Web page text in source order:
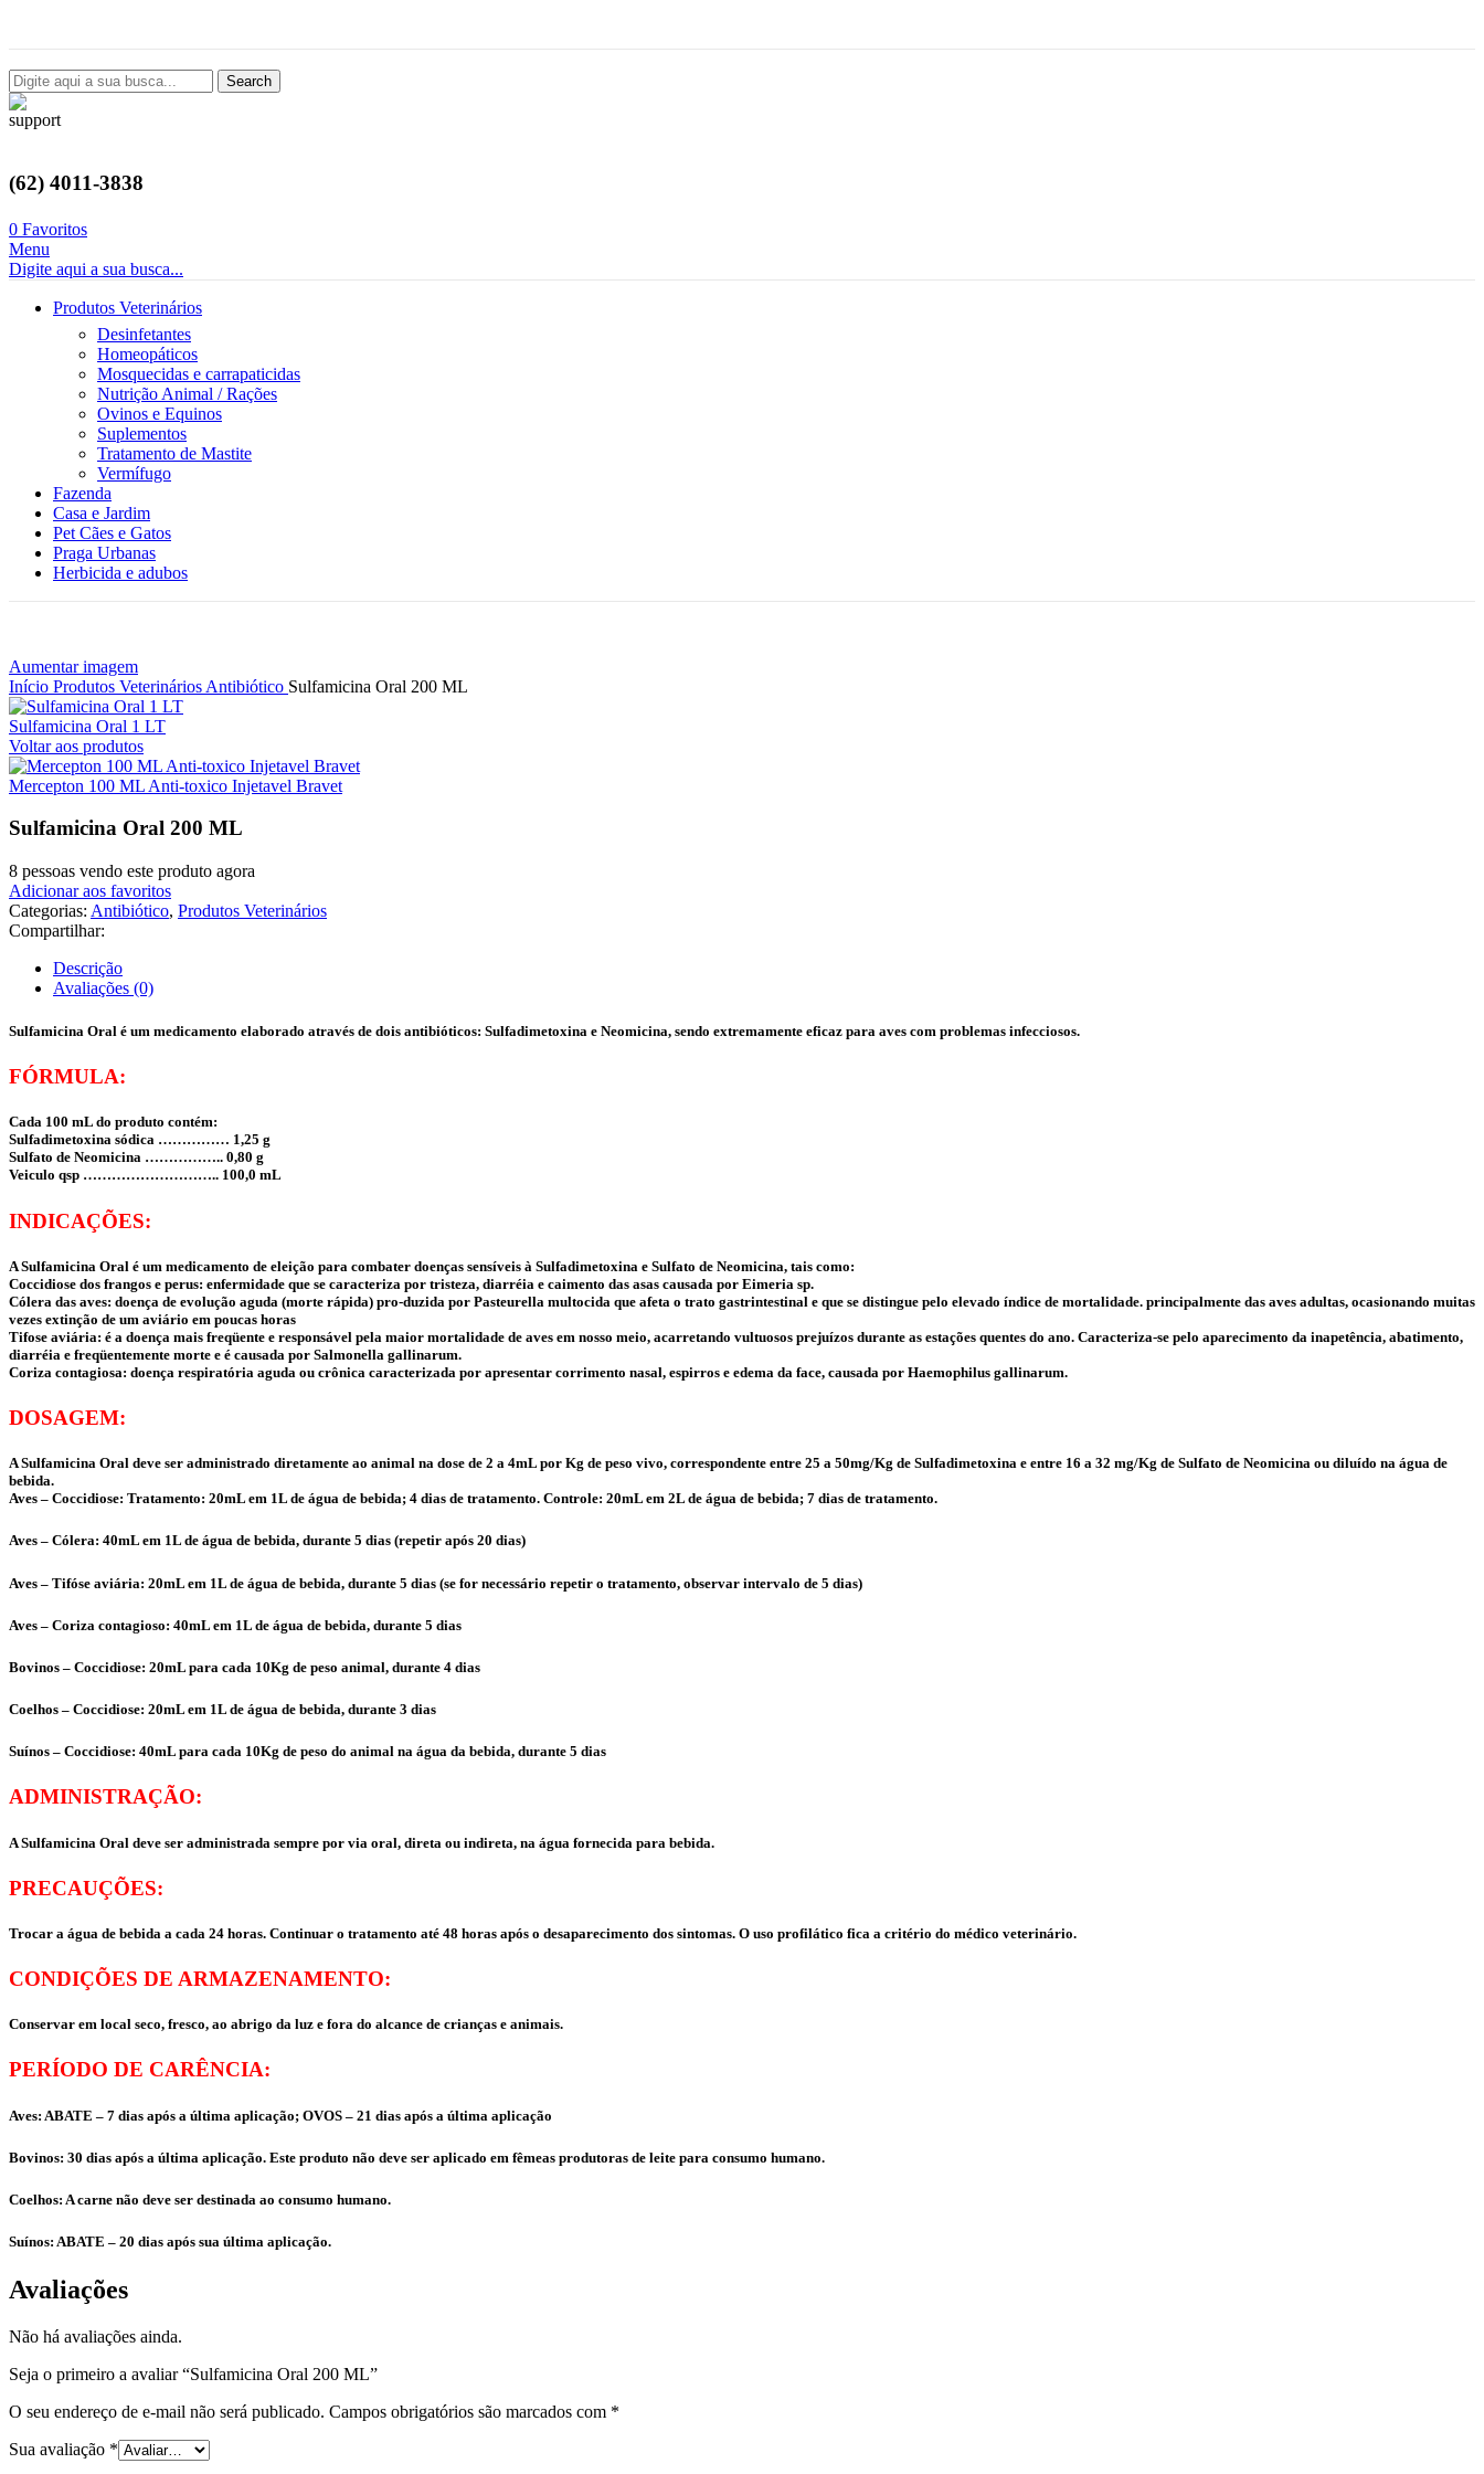
Search
(62) 4011-3838
0 Favoritos
Menu
Digite aqui a sua busca...
Produtos Veterinários
Desinfetantes
Homeopáticos
Mosquecidas e carrapaticidas
Nutrição Animal / Rações
Ovinos e Equinos
Suplementos
Tratamento de Mastite
Vermífugo
Fazenda
Casa e Jardim
Pet Cães e Gatos
Praga Urbanas
Herbicida e adubos
Aumentar imagem
Início Produtos Veterinários Antibiótico Sulfamicina Oral 200 ML
Sulfamicina Oral 1 LT
Voltar aos produtos
Mercepton 100 ML Anti-toxico Injetavel Bravet
Sulfamicina Oral 200 ML
8 pessoas vendo este produto agora
Adicionar aos favoritos
Categorias: Antibiótico, Produtos Veterinários
Compartilhar:
Descrição
Avaliações (0)
Sulfamicina Oral é um medicamento elaborado através de dois antibióticos: Sulfadimetoxina e Neomicina, sendo extremamente eficaz para aves com problemas infecciosos.
FÓRMULA:
Cada 100 mL do produto contém:
Sulfadimetoxina sódica …………… 1,25 g
Sulfato de Neomicina …………….. 0,80 g
Veiculo qsp ……………………….. 100,0 mL
INDICAÇÕES:
A Sulfamicina Oral é um medicamento de eleição para combater doenças sensíveis à Sulfadimetoxina e Sulfato de Neomicina, tais como:
Coccidiose dos frangos e perus: enfermidade que se caracteriza por tristeza, diarréia e caimento das asas causada por Eimeria sp.
Cólera das aves: doença de evolução aguda (morte rápida) pro-duzida por Pasteurella multocida que afeta o trato gastrintestinal e que se distingue pelo elevado índice de mortalidade. principalmente das aves adultas, ocasionando muitas
vezes extinção de um aviário em poucas horas
Tifose aviária: é a doença mais freqüente e responsável pela maior mortalidade de aves em nosso meio, acarretando vultuosos prejuízos durante as estações quentes do ano. Caracteriza-se pelo aparecimento da inapetência, abatimento,
diarréia e freqüentemente morte e é causada por Salmonella gallinarum.
Coriza contagiosa: doença respiratória aguda ou crônica caracterizada por apresentar corrimento nasal, espirros e edema da face, causada por Haemophilus gallinarum.
DOSAGEM:
A Sulfamicina Oral deve ser administrado diretamente ao animal na dose de 2 a 4mL por Kg de peso vivo, correspondente entre 25 a 50mg/Kg de Sulfadimetoxina e entre 16 a 32 mg/Kg de Sulfato de Neomicina ou diluído na água de
bebida.
Aves – Coccidiose: Tratamento: 20mL em 1L de água de bebida; 4 dias de tratamento. Controle: 20mL em 2L de água de bebida; 7 dias de tratamento.
Aves – Cólera: 40mL em 1L de água de bebida, durante 5 dias (repetir após 20 dias)
Aves – Tifóse aviária: 20mL em 1L de água de bebida, durante 5 dias (se for necessário repetir o tratamento, observar intervalo de 5 dias)
Aves – Coriza contagioso: 40mL em 1L de água de bebida, durante 5 dias
Bovinos – Coccidiose: 20mL para cada 10Kg de peso animal, durante 4 dias
Coelhos – Coccidiose: 20mL em 1L de água de bebida, durante 3 dias
Suínos – Coccidiose: 40mL para cada 10Kg de peso do animal na água da bebida, durante 5 dias
ADMINISTRAÇÃO:
A Sulfamicina Oral deve ser administrada sempre por via oral, direta ou indireta, na água fornecida para bebida.
PRECAUÇÕES:
Trocar a água de bebida a cada 24 horas. Continuar o tratamento até 48 horas após o desaparecimento dos sintomas. O uso profilático fica a critério do médico veterinário.
CONDIÇÕES DE ARMAZENAMENTO:
Conservar em local seco, fresco, ao abrigo da luz e fora do alcance de crianças e animais.
PERÍODO DE CARÊNCIA:
Aves: ABATE – 7 dias após a última aplicação; OVOS – 21 dias após a última aplicação
Bovinos: 30 dias após a última aplicação. Este produto não deve ser aplicado em fêmeas produtoras de leite para consumo humano.
Coelhos: A carne não deve ser destinada ao consumo humano.
Suínos: ABATE – 20 dias após sua última aplicação.
Avaliações
Não há avaliações ainda.
Seja o primeiro a avaliar “Sulfamicina Oral 200 ML”
O seu endereço de e-mail não será publicado. Campos obrigatórios são marcados com *
Sua avaliação *